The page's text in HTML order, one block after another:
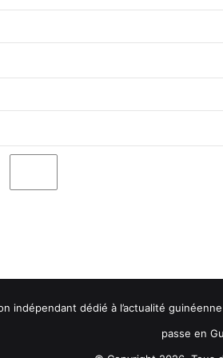
indépendant dédié à l’actualité
passe en